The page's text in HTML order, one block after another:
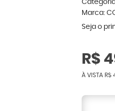
Marca:
Seja o
R$
À VISTA R$